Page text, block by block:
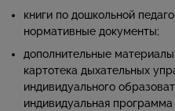
книги по дошкольной
нормативные документы;
дополнительные
картотека дыхательных
индивидуального
индивидуальная